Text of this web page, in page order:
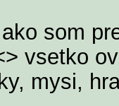
som
vsetko
mysi,